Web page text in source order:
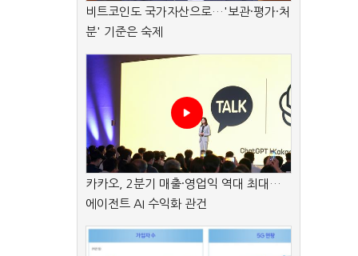
비트코인도 국가자산으로…'보관·평가·처
분' 기준은 숙제
카카오, 2분기 매출·영업익 역대 최대…
에이전트 AI 수익화 관건